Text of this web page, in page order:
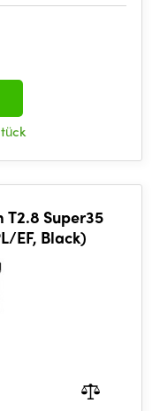
T2.8 Super35
EF, Black)